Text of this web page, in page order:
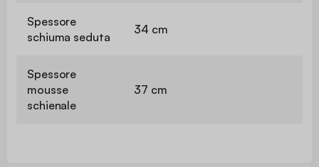
Spessore
schiuma seduta
34 cm
Spessore
mousse
schienale
37 cm